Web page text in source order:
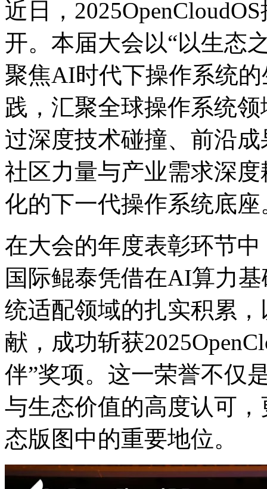
近日，
开。本届大会以“以生态之
聚焦AI时代下操作系统的
践，汇聚全球操作系统
过深度技术碰撞、前沿
社区力量与产业需求深度耦
化的下一代操作系统底座
在大会的年度表彰环节中
国际鲲泰凭借在AI算力基
统适配领域的扎实积累
献，成功斩获
伴”奖项。这一荣誉不仅
与生态价值的高度认可
态版图中的重要地位。